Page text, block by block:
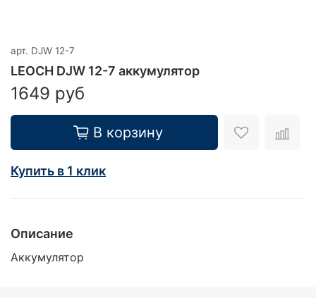
арт. DJW 12-7
LEOCH DJW 12-7 аккумулятор
1649 руб
В корзину
Купить в 1 клик
Описание
Аккумулятор